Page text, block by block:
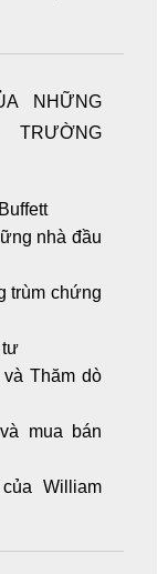
NHỮNG
TRƯỜNG
nhà đầu
trùm chứng
tư
Thăm dò
mua bán
William